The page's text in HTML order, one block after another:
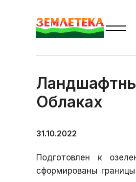
Облаках
31.10.2022
Подготовлен к
сформированы